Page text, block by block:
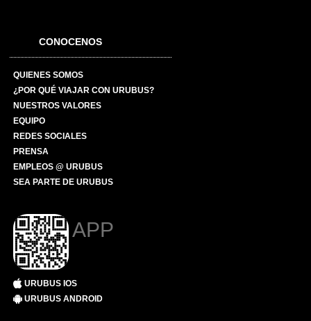
CONOCENOS
QUIENES SOMOS
¿POR QUÉ VIAJAR CON URUBUS?
NUESTROS VALORES
EQUIPO
REDES SOCIALES
PRENSA
EMPLEOS @ URUBUS
SEA PARTE DE URUBUS
APP
URUBUS IOS
URUBUS ANDROID